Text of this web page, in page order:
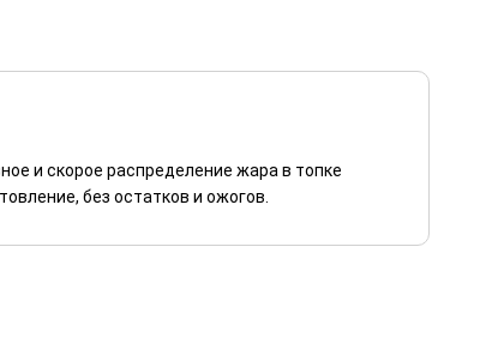
и скорое распределение жара в топке
без остатков и ожогов.